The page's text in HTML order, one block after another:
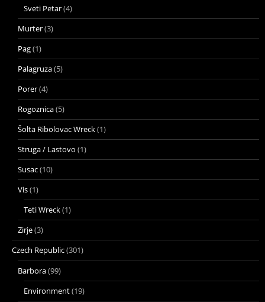
Sveti Petar(4)
Murter(3)
Pag(1)
Palagruza(5)
Porer(4)
Rogoznica(5)
Šolta Ribolovac Wreck(1)
Struga / Lastovo (1)
Susac(10)
Vis(1)
Teti Wreck(1)
Zirje(3)
Czech Republic(301)
Barbora(99)
Environment(19)